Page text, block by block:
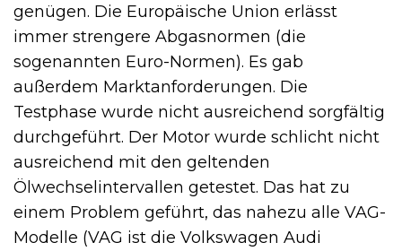
genügen. Die Europäische Union erlässt
immer strengere Abgasnormen (die
sogenannten Euro-Normen). Es gab
außerdem Marktanforderungen. Die
Testphase wurde nicht ausreichend sorgfältig
durchgeführt. Der Motor wurde schlicht nicht
ausreichend mit den geltenden
Ölwechselintervallen getestet. Das hat zu
einem Problem geführt, das nahezu alle VAG-
Modelle (VAG ist die Volkswagen Audi